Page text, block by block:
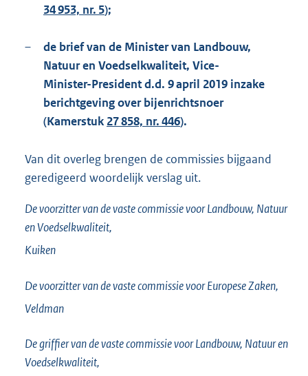
34 953, nr. 5);
–
de brief van de Minister van Landbouw,
Natuur en Voedselkwaliteit, Vice-
Minister-President d.d. 9 april 2019 inzake
berichtgeving over bijenrichtsnoer
(Kamerstuk 27 858, nr. 446).
Van dit overleg brengen de commissies bijgaand
geredigeerd woordelijk verslag uit.
De voorzitter van de vaste commissie voor Landbouw, Natuur
en Voedselkwaliteit,
Kuiken
De voorzitter van de vaste commissie voor Europese Zaken,
Veldman
De griffier van de vaste commissie voor Landbouw, Natuur en
Voedselkwaliteit,